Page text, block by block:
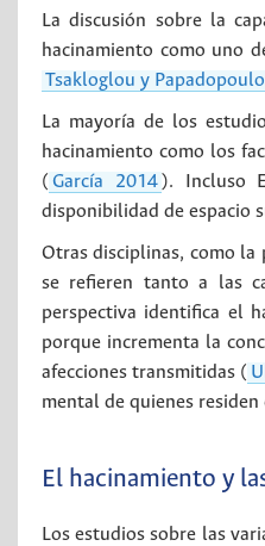
La discusión sobre la
hacinamiento como uno
Tsakloglou y
La mayoría de los
hacinamiento como los
( García 2014 ). Incluso
disponibilidad de espacio
Otras disciplinas, como la
se refieren tanto a las
perspectiva identifica el
porque incrementa la
afecciones transmitidas (
mental de quienes
El hacinamiento y
Los estudios sobre las